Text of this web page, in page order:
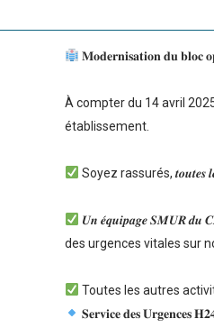
𝐌𝐨𝐝𝐞𝐫𝐧𝐢𝐬𝐚𝐭𝐢𝐨𝐧 𝐝𝐮 𝐛𝐥𝐨𝐜
À compter du 14 avril
établissement.
Soyez rassurés, 𝒕𝒐𝒖𝒕𝒆𝒔
𝑼𝒏 𝒆́𝒒𝒖𝒊𝒑𝒂𝒈𝒆 𝑺𝑴𝑼𝑹 𝒅𝒖
des urgences vitales sur
Toutes les autres
𝐒𝐞𝐫𝐯𝐢𝐜𝐞 𝐝𝐞𝐬 𝐔𝐫𝐠𝐞𝐧𝐜𝐞𝐬